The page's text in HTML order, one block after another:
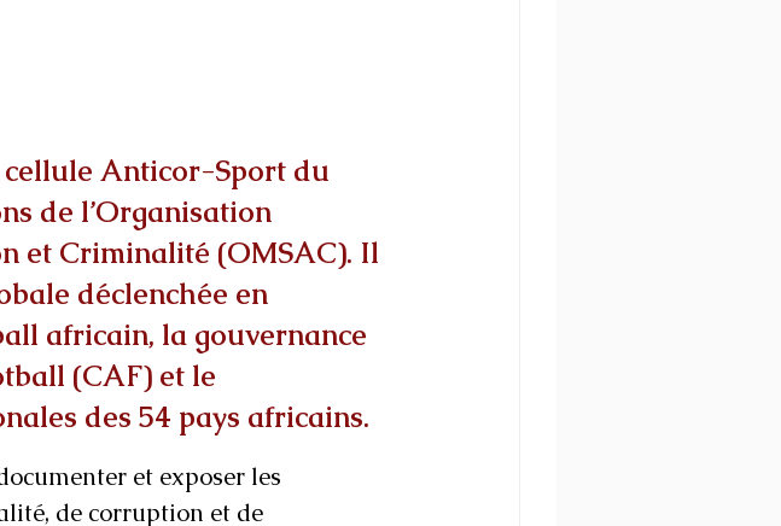
Anticor-Sport du
de l’Organisation
et Criminalité (OMSAC). Il
déclenchée en
africain, la gouvernance
(CAF) et le
des 54 pays africains.
et exposer les
de corruption et de